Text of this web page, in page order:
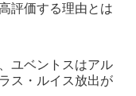
評価する理由とは
ユベントスはアル
ス・ルイス放出が